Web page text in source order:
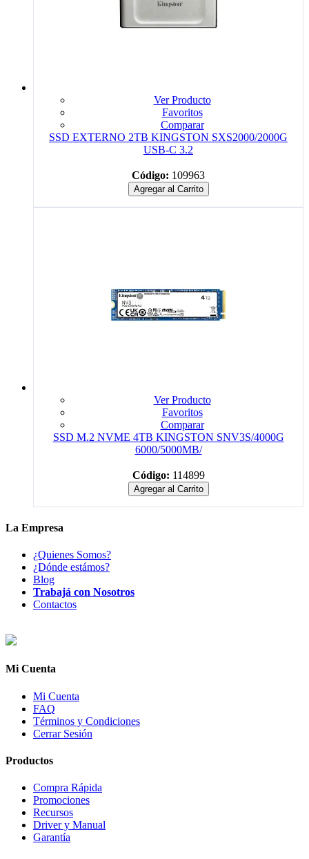
Ver Producto
Favoritos
Comparar
SSD EXTERNO 2TB KINGSTON SXS2000/2000G
USB-C 3.2
Código: 109963
Agregar al Carrito
Ver Producto
Favoritos
Comparar
SSD M.2 NVME 4TB KINGSTON SNV3S/4000G
6000/5000MB/
Código: 114899
Agregar al Carrito
La Empresa
¿Quienes Somos?
¿Dónde estámos?
Blog
Trabajá con Nosotros
Contactos
Mi Cuenta
Mi Cuenta
FAQ
Términos y Condiciones
Cerrar Sesión
Productos
Compra Rápida
Promociones
Recursos
Driver y Manual
Garantía